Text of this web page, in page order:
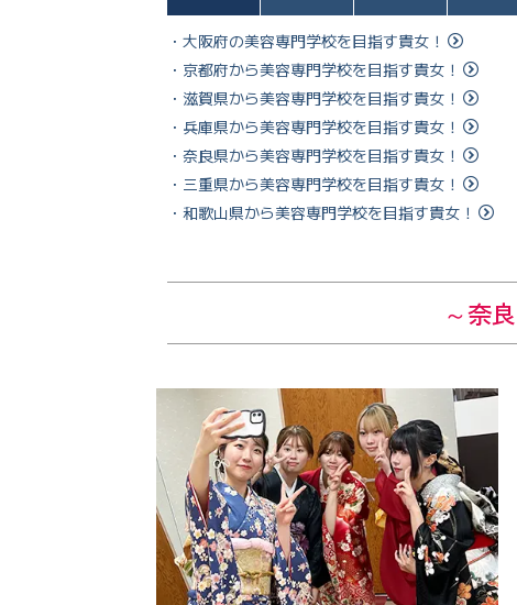
・大阪府の美容専門学校を目指す貴女！
・京都府から美容専門学校を目指す貴女！
・滋賀県から美容専門学校を目指す貴女！
・兵庫県から美容専門学校を目指す貴女！
・奈良県から美容専門学校を目指す貴女！
・三重県から美容専門学校を目指す貴女！
・和歌山県から美容専門学校を目指す貴女！
～奈良